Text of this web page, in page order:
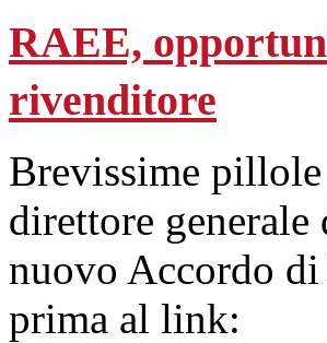
RAEE,
rivenditore
Brevissime
direttore generale
nuovo Accordo di
prima al link: